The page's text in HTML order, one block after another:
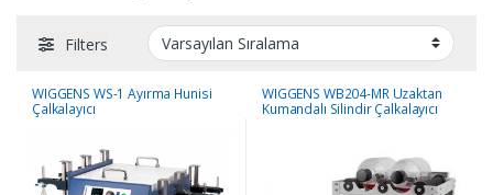
Filters
WIGGENS WS-1 Ayırma Hunisi
Çalkalayıcı
WIGGENS WB204-MR Uzaktan
Kumandalı Silindir Çalkalayıcı